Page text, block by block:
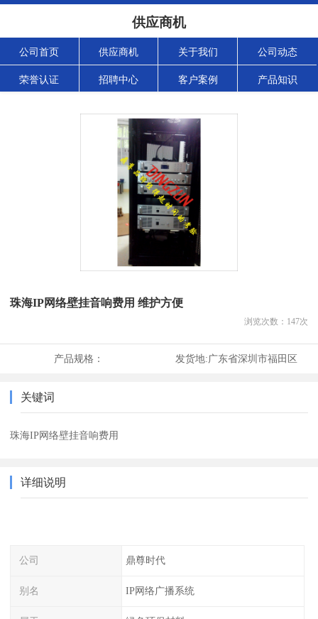
供应商机
公司首页 供应商机 关于我们 公司动态
荣誉认证 招聘中心 客户案例 产品知识
珠海IP网络壁挂音响费用 维护方便
浏览次数： 147次
产品规格： 发货地:广东省深圳市福田区
关键词
珠海IP网络壁挂音响费用
详细说明
公司 鼎尊时代
别名 IP网络广播系统